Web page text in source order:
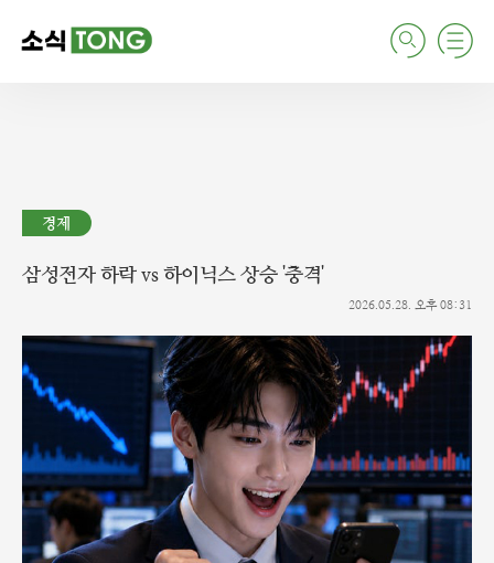
검
주
경제
삼성전자 하락 vs 하이닉스 상승 '충격'
2026.05.28. 오후 08:31